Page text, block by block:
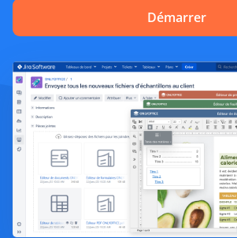
Démarrer